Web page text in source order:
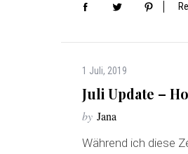
1 Juli, 2019
Juli Update –
by Jana
Während ich diese